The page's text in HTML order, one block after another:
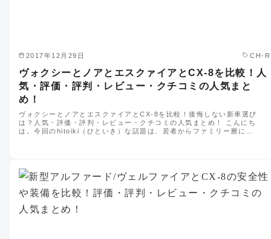
2017年12月29日 CH-R
ヴォクシーとノアとエスクァイアとCX-8を比較！人
気・評価・評判・レビュー・クチコミの人気まと
め！
ヴォクシーとノアとエスクァイアとCX-8を比較！後悔しない新車選び
は？人気・評価・評判・レビュー・クチコミの人気まとめ！ こんにち
は。今回のhitoiki（ひといき）な話題は、若者からファミリー層に…